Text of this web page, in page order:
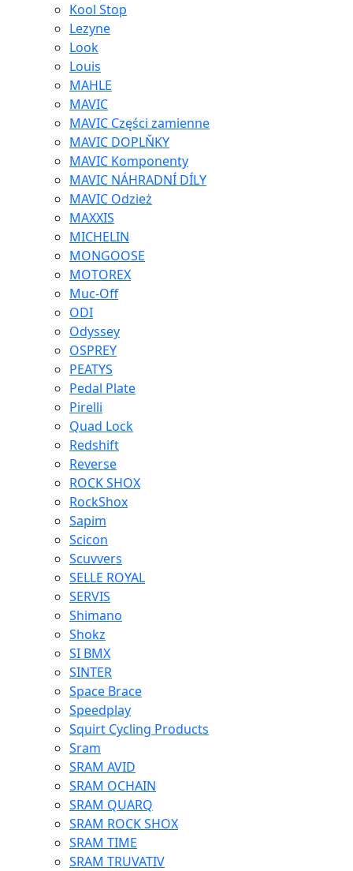
Kool Stop
Lezyne
Look
Louis
MAHLE
MAVIC
MAVIC Części zamienne
MAVIC DOPLŇKY
MAVIC Komponenty
MAVIC NÁHRADNÍ DÍLY
MAVIC Odzież
MAXXIS
MICHELIN
MONGOOSE
MOTOREX
Muc-Off
ODI
Odyssey
OSPREY
PEATYS
Pedal Plate
Pirelli
Quad Lock
Redshift
Reverse
ROCK SHOX
RockShox
Sapim
Scicon
Scuvvers
SELLE ROYAL
SERVIS
Shimano
Shokz
SI BMX
SINTER
Space Brace
Speedplay
Squirt Cycling Products
Sram
SRAM AVID
SRAM OCHAIN
SRAM QUARQ
SRAM ROCK SHOX
SRAM TIME
SRAM TRUVATIV